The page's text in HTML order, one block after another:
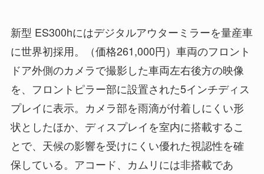
新型 ES300hにはデジタルアウターミラーを量産車
に世界初採用。（価格261,000円）車両のフロント
ドア外側のカメラで撮影した車両左右後方の映像
を、フロントピラー部に設置された5インチディス
プレイに表示。カメラ部を雨滴が付着しにくい形
状としたほか、ディスプレイを室内に搭載するこ
とで、天候の影響を受けにくい優れた視認性を確
保している。アコード、カムリには非搭載であ